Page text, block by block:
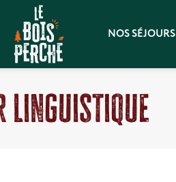
NOS SÉJOURS
Linguistique